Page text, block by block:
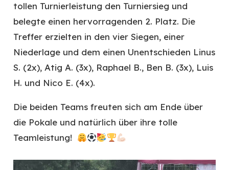
tollen Turnierleistung den Turniersieg und
belegte einen hervorragenden 2. Platz. Die
Treffer erzielten in den vier Siegen, einer
Niederlage und dem einen Unentschieden Linus
S. (2x), Atig A. (3x), Raphael B., Ben B. (3x), Luis
H. und Nico E. (4x).
Die beiden Teams freuten sich am Ende über
die Pokale und natürlich über ihre tolle
Teamleistung!